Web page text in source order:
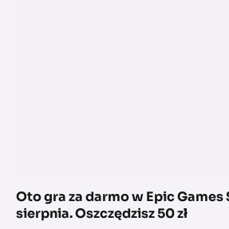
Oto gra za darmo w Epic Games
sierpnia. Oszczędzisz 50 zł